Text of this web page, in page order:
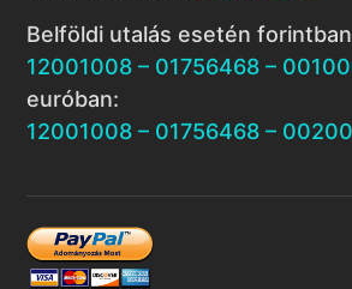
Belföldi utalás esetén
12001008 – 01756468 –
euróban:
12001008 – 01756468 –